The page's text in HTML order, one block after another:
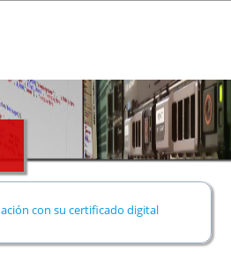
con su certificado digital